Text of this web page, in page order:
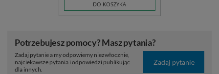
DO KOSZYKA
Potrzebujesz pomocy? Masz pytania?
Zadaj pytanie a my odpowiemy niezwłocznie,
najciekawsze pytania i odpowiedzi publikując
dla innych.
Zadaj pytanie